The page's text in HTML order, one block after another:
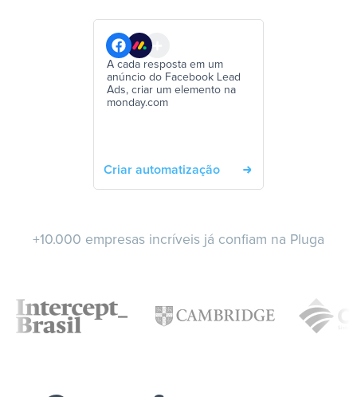
A cada resposta em um
anúncio do Facebook Lead
Ads, criar um elemento na
monday.com
Criar automatização
+10.000 empresas incríveis já confiam na Pluga